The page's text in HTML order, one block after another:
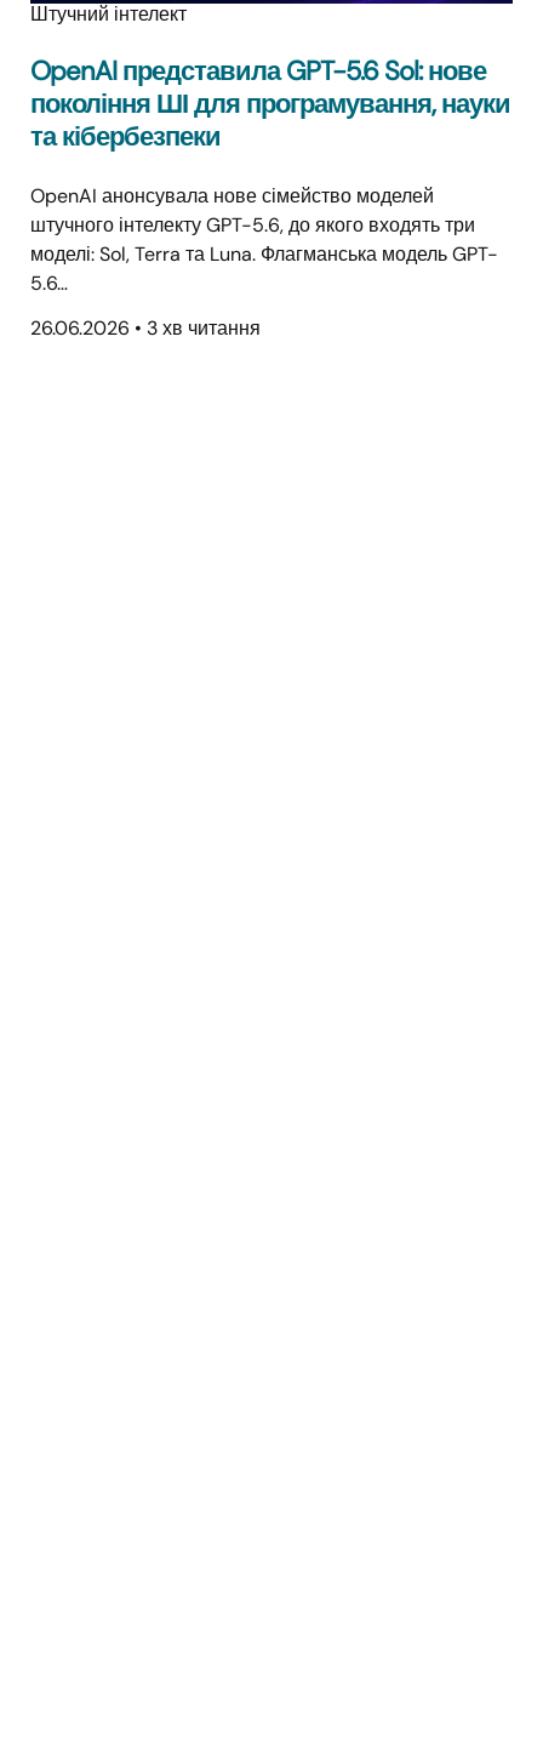
Штучний інтелект
OpenAI представила GPT-5.6 Sol: нове
покоління ШІ для програмування, науки
та кібербезпеки
OpenAI анонсувала нове сімейство моделей
штучного інтелекту GPT-5.6, до якого входять три
моделі: Sol, Terra та Luna. Флагманська модель GPT-
5.6…
26.06.2026 • 3 хв читання